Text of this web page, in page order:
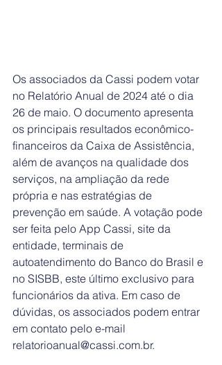
Os associados da Cassi podem votar
no Relatório Anual de 2024 até o dia
26 de maio. O documento apresenta
os principais resultados econômico-
financeiros da Caixa de Assistência,
além de avanços na qualidade dos
serviços, na ampliação da rede
própria e nas estratégias de
prevenção em saúde. A votação pode
ser feita pelo App Cassi, site da
entidade, terminais de
autoatendimento do Banco do Brasil e
no SISBB, este último exclusivo para
funcionários da ativa. Em caso de
dúvidas, os associados podem entrar
em contato pelo e-mail
relatorioanual@cassi.com.br.